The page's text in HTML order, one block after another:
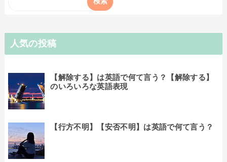
人気の投稿
【解除する】は英語で何て言う？【解除する】
のいろいろな英語表現
【行方不明】【安否不明】は英語で何て言う？